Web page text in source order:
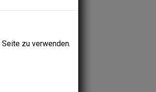
zu verwenden.